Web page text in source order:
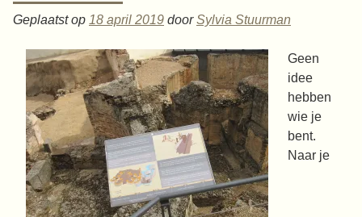
Geplaatst op 18 april 2019 doorSylvia Stuurman
Geen
idee
hebben
wie je
bent.
Naar je